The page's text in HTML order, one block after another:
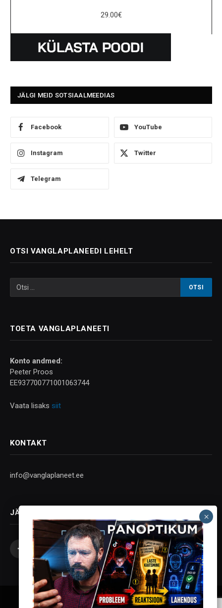
29.00€
JÄLGI MEID SOTSIAALMEEDIAS
Facebook YouTube
Instagram Twitter
Telegram
OTSI VANGLAPLANEEDI LEHELT
TOETA VANGLAPLANEETI
Konto andmed:
Peeter Proos
EE937700771001063744
Vaata lisaks siit
KONTAKT
info@vanglaplaneet.ee
JÄLGI SOTSIAALMEEDIAS
Facebook
X
(Twitter)
InstagramYouTubeTelegram